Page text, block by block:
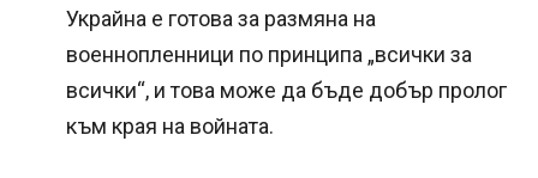
Украйна е готова за размяна на
военнопленници по принципа „всички за
всички“, и това може да бъде добър пролог
към края на войната.